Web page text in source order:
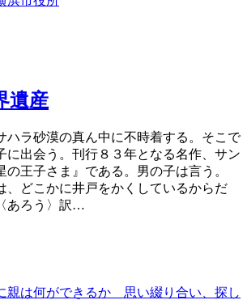
遺産
ハラ砂漠の真ん中に不時着する。そこで
に出会う。刊行８３年となる名作、サン
の王子さま』である。男の子は言う。
、どこかに井戸をかくしているからだ
あろう〉訳…
親は何ができるか 思い綴り合い、探し